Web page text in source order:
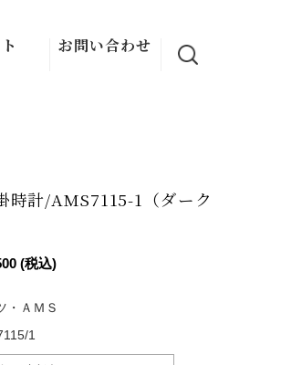
お問い合わせ
時計/AMS7115-1（ダーク
(税込)
・ＡＭＳ
1